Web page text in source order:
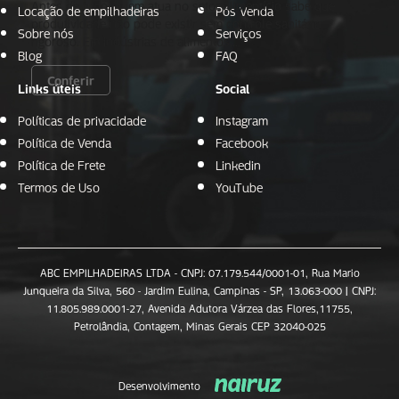
Antes de tudo, quem atua no setor alimentício sabe que
produtividade não pode existir sem controle sanitário
rigoroso. Em indústrias de alimentos,…
Conferir
Locação de empilhadeiras
Sobre nós
Blog
Pós Venda
Serviços
FAQ
Links úteis
Políticas de privacidade
Política de Venda
Política de Frete
Termos de Uso
Social
Instagram
Facebook
Linkedin
YouTube
ABC EMPILHADEIRAS LTDA - CNPJ: 07.179.544/0001-01, Rua Mario
Junqueira da Silva, 560 - Jardim Eulina, Campinas - SP, 13.063-000 | CNPJ:
11.805.989.0001-27, Avenida Adutora Várzea das Flores,11755,
Petrolândia, Contagem, Minas Gerais CEP 32040-025
Desenvolvimento